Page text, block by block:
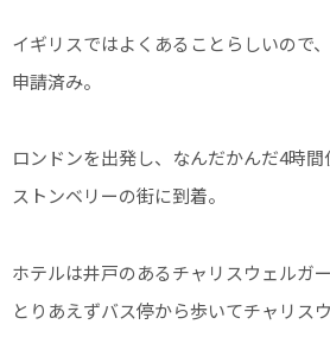
イギリスではよくあることらしいので
申請済み。
ロンドンを出発し、なんだかんだ4時
ストンベリーの街に到着。
ホテルは井戸のあるチャリスウェルガ
とりあえずバス停から歩いてチャリス